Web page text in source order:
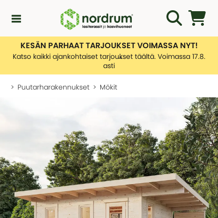
Kampanjat
Yleiskatsaus - Uutuuksia
Rakentamislupa
KATEGORIAT
Yleiskatsaus - Asiakaspalvelu
Ota yhteyttä
Tietoa toimituksistamme
Palautusten hallinnointi
Lasiterassiopas
Lasiterassit
KATEGORIAT
Kasvihuone
KESÄN PARHAAT TARJOUKSET VOIMASSA NYT!
Katso kaikki ajankohtaiset tarjoukset täältä. Voimassa 17.8.
asti
Puutarharakennukset Mökit